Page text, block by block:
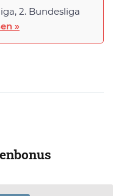
2. Bundesliga
»